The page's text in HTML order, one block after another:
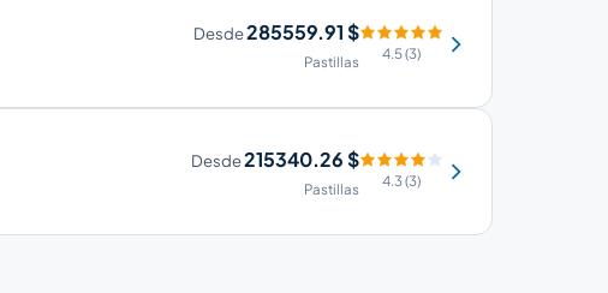
Desde285559.91 $
Pastillas 4.5 (3)
Desde215340.26 $
Pastillas 4.3 (3)